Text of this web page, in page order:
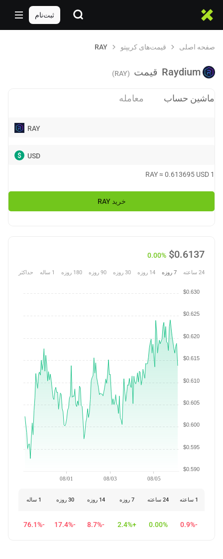
ثبت‌نام
صفحه اصلی قیمت‌های کریپتو RAY
Raydium قیمت (RAY)
ماشین حساب معامله
RAY
USD
$
1
RAY≈ 0.613695 USD
خرید RAY
$0.6137
0.00%
24 ساعته 7 روزه 14 روزه 30 روزه 90 روزه 180 روزه 1 ساله حداکثر
08/01 08/03 08/05
$0.590
$0.595
$0.600
$0.605
$0.610
$0.615
$0.620
$0.625
$0.630
1 ساعته 24 ساعته 7 روزه 14 روزه 30 روزه 1 ساله
-0.9%
0.00%
+2.4%
-8.7%
-17.4%
-76.1%